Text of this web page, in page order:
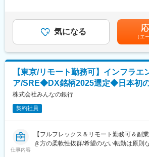
案・予算化・要件定義といった上流工程
る点も大きな魅力です。実装作業はパー
め、基盤全体を俯瞰しながら、品質や安
トをリードできます。
■働き方：
有給取得がしやすく残業も平均20～30時
腰を据えてキャリア形成ができる点も魅力
変更の範囲：会社の定める業務
ないSRE/インフラポジションです。
ビジネスの変化の速さに対応していくた
推進しており、インフラエンジニアを募
としていますが、自動化などにも取り組
を持ち活躍しています。
・Google Cloud上での新規サービス用基盤
・新規ツールの導入
・DevOps環境の構築
GCP、Azure、AWSなど主要クラウドや
給するため、必ず20時間分が支給される
与支給はありません。オファー年俸は現
後の期待役割を鑑み個別に決定いたしま
安の金額であり、選考を通じて上下する
(月額)は固定手当を含めた表記です。
気になる
（エ
【東京/リモート勤務可】インフラエ
ア/SRE◆DX銘柄2025選定◆日本初
株式会社みんなの銀行
契約社員
仕事内容
【フルフレックス＆リモート勤務可＆副
き方の柔軟性抜群/希望のない転勤は原則な